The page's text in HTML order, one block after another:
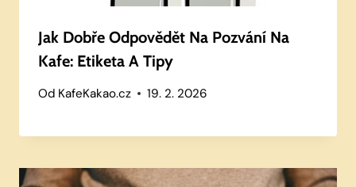
Jak Dobře Odpovědět Na Pozvání Na
Kafe: Etiketa A Tipy
Od KafeKakao.cz 19. 2. 2026